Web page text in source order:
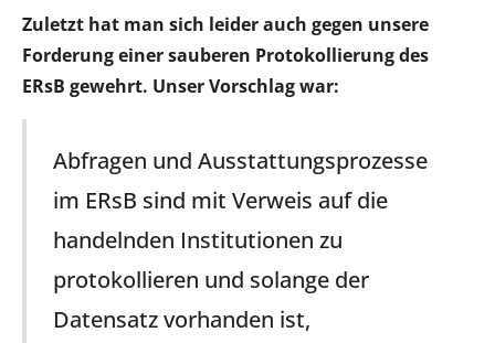
Zuletzt hat man sich leider auch gegen unsere
Forderung einer sauberen Protokollierung des
ERsB gewehrt. Unser Vorschlag war:
Abfragen und Ausstattungsprozesse
im ERsB sind mit Verweis auf die
handelnden Institutionen zu
protokollieren und solange der
Datensatz vorhanden ist,